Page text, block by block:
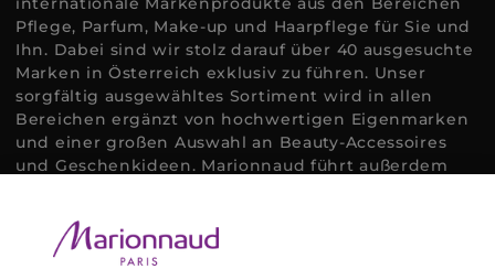
Pflege, Parfum, Make-up und Haarpflege für Sie und
Ihn. Dabei sind wir stolz darauf über 40 ausgesuchte
Marken in Österreich exklusiv zu führen. Unser
sorgfältig ausgewähltes Sortiment wird in allen
Bereichen ergänzt von hochwertigen Eigenmarken
und einer großen Auswahl an Beauty-Accessoires
und Geschenkideen. Marionnaud führt außerdem
Bedürfnissen individuell mit der perfekten Lösung
helfen zu können. Entdecken Sie auch unsere